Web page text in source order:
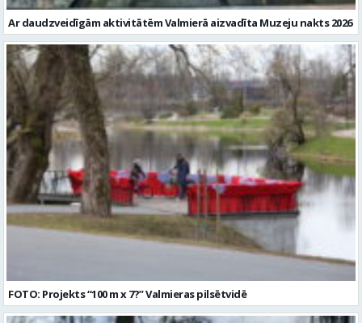
Ar daudzveidīgām aktivitātēm Valmierā aizvadīta Muzeju nakts 2026
FOTO: Projekts “100 m x 7?” Valmieras pilsētvidē